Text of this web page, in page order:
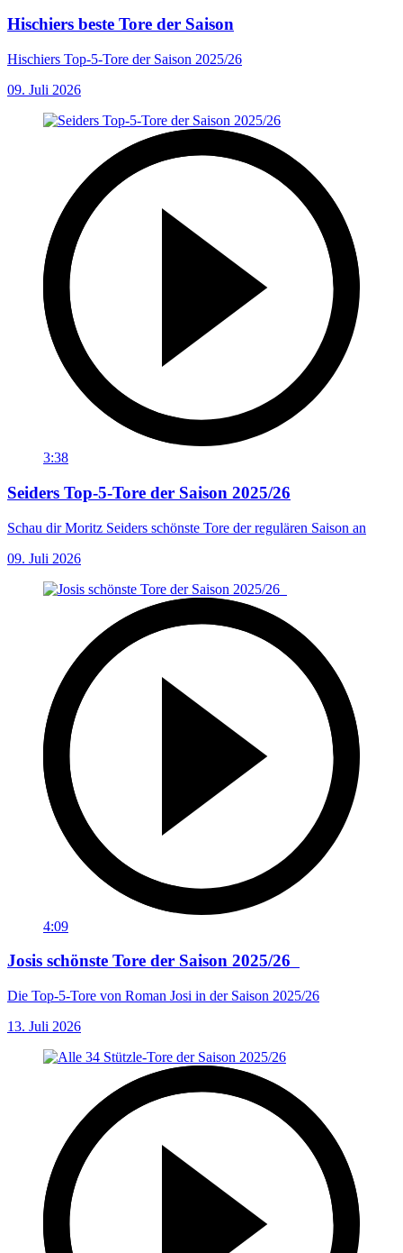
Hischiers beste Tore der Saison
Hischiers Top-5-Tore der Saison 2025/26
09. Juli 2026
3:38
Seiders Top-5-Tore der Saison 2025/26
Schau dir Moritz Seiders schönste Tore der regulären Saison an
09. Juli 2026
4:09
Josis schönste Tore der Saison 2025/26
Die Top-5-Tore von Roman Josi in der Saison 2025/26
13. Juli 2026